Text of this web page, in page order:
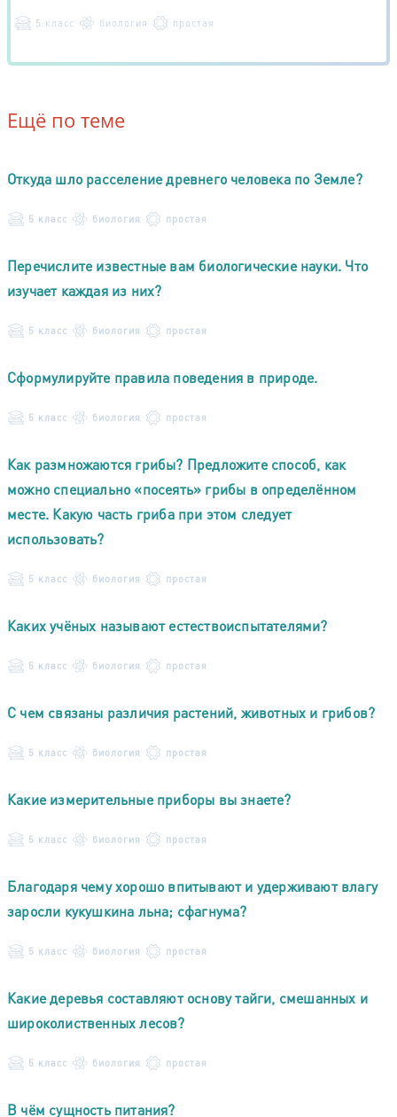
5 класс биология простая
Ещё по теме
Откуда шло расселение древнего человека по Земле?
5 класс биология простая
Перечислите известные вам биологические науки. Что
изучает каждая из них?
5 класс биология простая
Сформулируйте правила поведения в природе.
5 класс биология простая
Как размножаются грибы? Предложите способ, как
можно специально «посеять» грибы в определённом
месте. Какую часть гриба при этом следует
использовать?
5 класс биология простая
Каких учёных называют естествоиспытателями?
5 класс биология простая
С чем связаны различия растений, животных и грибов?
5 класс биология простая
Какие измерительные приборы вы знаете?
5 класс биология простая
Благодаря чему хорошо впитывают и удерживают влагу
заросли кукушкина льна; сфагнума?
5 класс биология простая
Какие деревья составляют основу тайги, смешанных и
широколиственных лесов?
5 класс биология простая
В чём сущность питания?